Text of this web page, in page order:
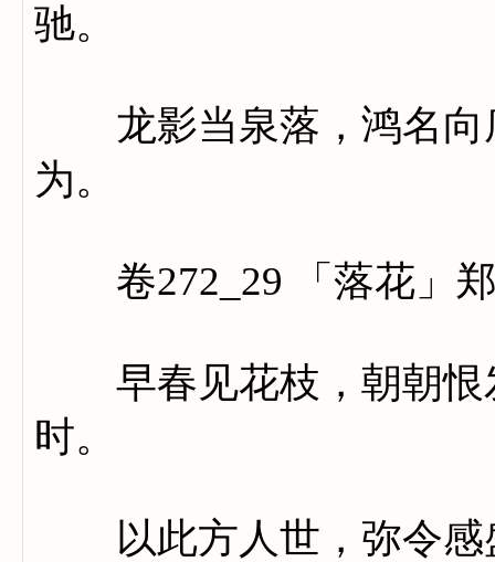
驰。
龙影当泉落，鸿名向
为。
卷272_29 「落花」
早春见花枝，朝朝恨
时。
以此方人世，弥令感